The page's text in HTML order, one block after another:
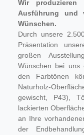
Wir
Ausführung und
Wünschen.
Durch unsere
Präsentation
großen
Wünschen bei uns
den Farbtönen
Naturholz-
gewischt, P43),
lackierten
an Ihre
der